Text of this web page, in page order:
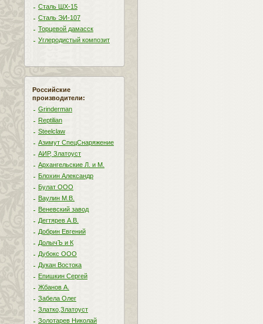
Сталь ШХ-15
Сталь ЭИ-107
Торцевой дамасск
Углеродистый композит
Российские
производители:
Grinderman
Reptilian
Steelclaw
Азимут СпецСнаряжение
АИР, Златоуст
Архангельские Л. и М.
Блохин Александр
Булат ООО
Ваулин М.В.
Веневский завод
Дегтярев А.В.
Добрин Евгений
ДолычЪ и К
Дубокс ООО
Дукан Востока
Епишкин Сергей
Жбанов А.
Забела Олег
Златко,Златоуст
Золотарев Николай